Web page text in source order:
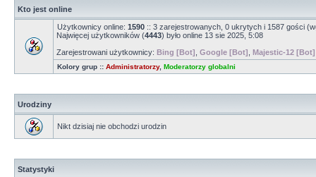
Kto jest online
Użytkownicy online: 1590 :: 3 zarejestrowanych, 0 ukrytych i 1587 gości
Najwięcej użytkowników (4443) było online 13 sie 2025, 5:08
Zarejestrowani użytkownicy: Bing [Bot] Google [Bot] Majestic-12 [Bot]
Kolory grup :: Administratorzy, Moderatorzy globalni
Urodziny
Nikt dzisiaj nie obchodzi urodzin
Statystyki